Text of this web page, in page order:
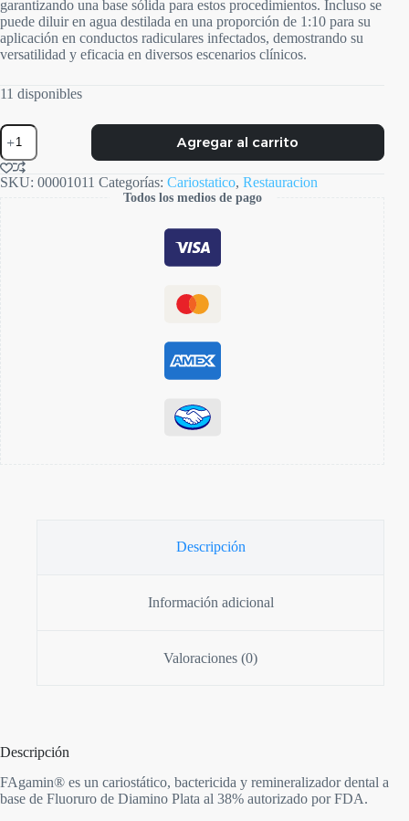
garantizando una base sólida para estos procedimientos. Incluso se
puede diluir en agua destilada en una proporción de 1:10 para su
aplicación en conductos radiculares infectados, demostrando su
versatilidad y eficacia en diversos escenarios clínicos.
11 disponibles
FAgamin
cantidad
Agregar al carrito
SKU: 00001011 Categorías: Cariostatico, Restauracion
Todos los medios de pago
Descripción
Información adicional
Valoraciones (0)
Descripción
FAgamin® es un cariostático, bactericida y remineralizador dental a
base de Fluoruro de Diamino Plata al 38% autorizado por FDA.